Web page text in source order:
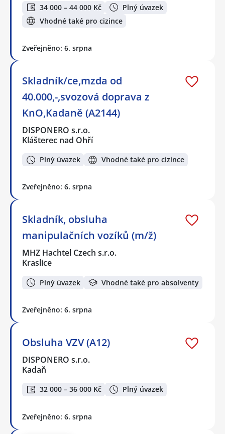
34 000 – 44 000 Kč
Plný úvazek
Vhodné také pro cizince
Zveřejněno: 6. srpna
Skladník/ce,mzda od
40.000,-,svozová doprava z
KnO,Kadaně (A2144)
DISPONERO s.r.o.
Klášterec nad Ohří
Plný úvazek Vhodné také pro cizince
Zveřejněno: 6. srpna
Skladník, obsluha
manipulačních vozíků (m/ž)
MHZ Hachtel Czech s.r.o.
Kraslice
Plný úvazek Vhodné také pro absolventy
Zveřejněno: 6. srpna
Obsluha VZV (A12)
DISPONERO s.r.o.
Kadaň
32 000 – 36 000 Kč Plný úvazek
Zveřejněno: 6. srpna